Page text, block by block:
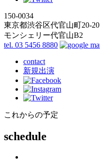
150-0034
東京都渋谷区代官山町20-20
モンシェリー代官山B2
tel. 03 5456 8880
contact
新規出演
これからの予定
schedule